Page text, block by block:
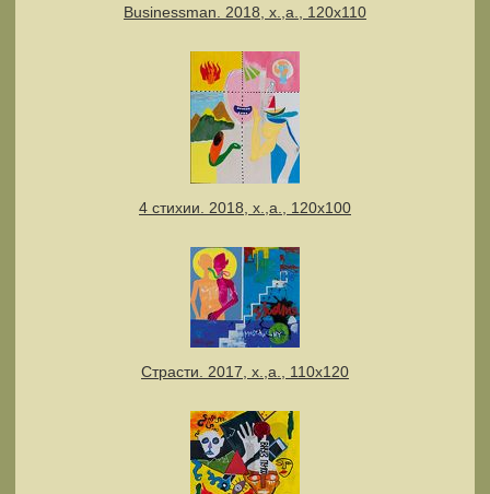
Businessman. 2018, х.,а., 120х110
4 стихии. 2018, х.,а., 120х100
Cтрасти. 2017, х.,а., 110х120